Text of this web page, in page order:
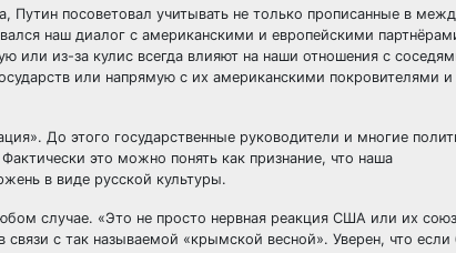
Путин посоветовал учитывать не только прописанные в
наш диалог с американскими и европейскими
или из-за кулис всегда влияют на наши отношения с
или напрямую с их американскими покровителями и
До этого государственные руководители и многие
это можно понять как признание, что наша
в виде русской культуры.
случае. «Это не просто нервная реакция США или их
с так называемой «крымской весной». Уверен, что если